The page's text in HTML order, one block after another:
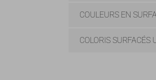
COULEURS EN
COLORIS SURFACÉS